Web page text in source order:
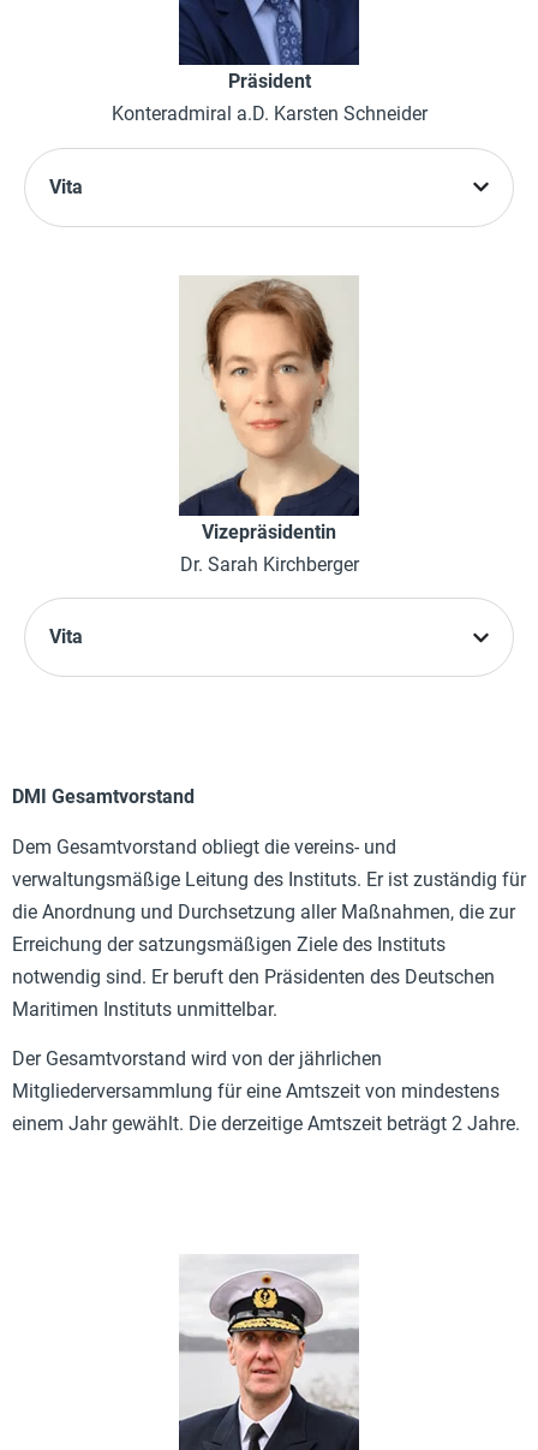
Präsident
Konteradmiral a.D. Karsten Schneider
Vita
Vizepräsidentin
Dr. Sarah Kirchberger
Vita
DMI Gesamtvorstand
Dem Gesamtvorstand obliegt die vereins- und
verwaltungsmäßige Leitung des Instituts. Er ist zuständig für
die Anordnung und Durchsetzung aller Maßnahmen, die zur
Erreichung der satzungsmäßigen Ziele des Instituts
notwendig sind. Er beruft den Präsidenten des Deutschen
Maritimen Instituts unmittelbar.
Der Gesamtvorstand wird von der jährlichen
Mitgliederversammlung für eine Amtszeit von mindestens
einem Jahr gewählt. Die derzeitige Amtszeit beträgt 2 Jahre.